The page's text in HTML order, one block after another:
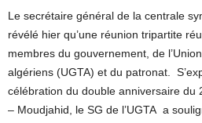
Le secrétaire général de la centrale
révélé hier qu’une réunion tripartite
membres du gouvernement, de
algériens (UGTA) et du patronat.
célébration du double anniversaire du
– Moudjahid, le SG de l’UGTA a